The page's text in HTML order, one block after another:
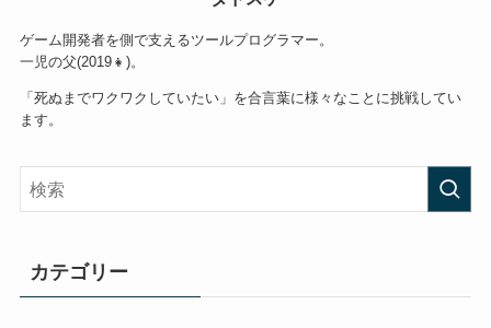
ゲーム開発者を側で支えるツールプログラマー。
一児の父(2019👧)。
「死ぬまでワクワクしていたい」を合言葉に様々なことに挑戦してい
ます。
カテゴリー